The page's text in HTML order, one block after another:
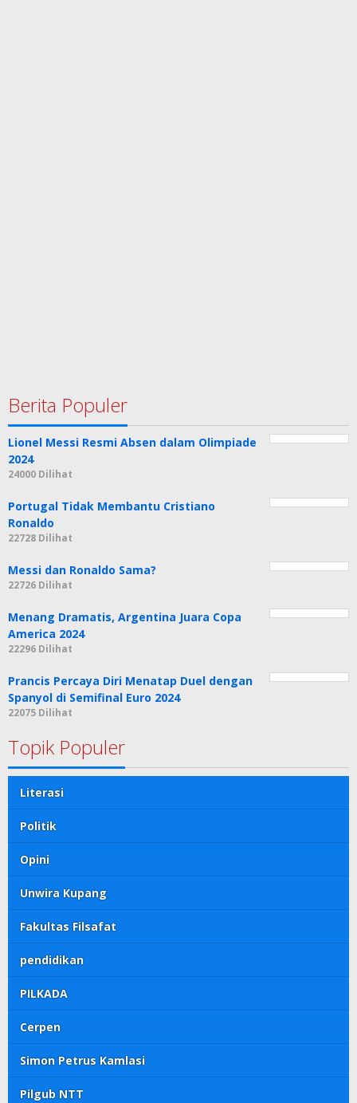
Berita Populer
Lionel Messi Resmi Absen dalam Olimpiade
2024
24000 Dilihat
Portugal Tidak Membantu Cristiano
Ronaldo
22728 Dilihat
Messi dan Ronaldo Sama?
22726 Dilihat
Menang Dramatis, Argentina Juara Copa
America 2024
22296 Dilihat
Prancis Percaya Diri Menatap Duel dengan
Spanyol di Semifinal Euro 2024
22075 Dilihat
Topik Populer
Literasi
Politik
Opini
Unwira Kupang
Fakultas Filsafat
pendidikan
PILKADA
Cerpen
Simon Petrus Kamlasi
Pilgub NTT